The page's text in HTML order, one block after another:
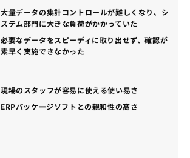
大量データの集計コントロールが難しくなり、シ
ステム部門に大きな負荷がかかっていた
必要なデータをスピーディに取り出せず、確認が
素早く実施できなかった
現場のスタッフが容易に使える使い易さ
ERPパッケージソフトとの親和性の高さ